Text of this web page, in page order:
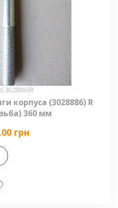
3028886R
корпуса (3028886) R
360 мм
грн